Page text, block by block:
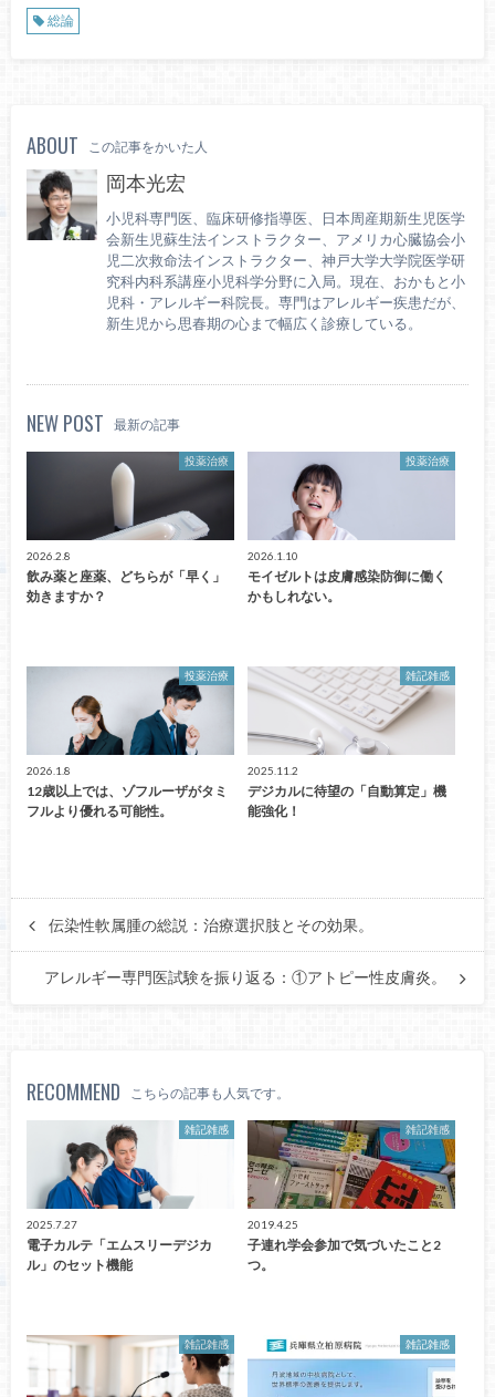
総論
ABOUT この記事をかいた人
岡本光宏
小児科専門医、臨床研修指導医、日本周産期新生児医学
会新生児蘇生法インストラクター、アメリカ心臓協会小
児二次救命法インストラクター、神戸大学大学院医学研
究科内科系講座小児科学分野に入局。現在、おかもと小
児科・アレルギー科院長。専門はアレルギー疾患だが、
新生児から思春期の心まで幅広く診療している。
NEW POST 最新の記事
投薬治療
2026.2.8
飲み薬と座薬、どちらが「早く」
効きますか？
投薬治療
2026.1.10
モイゼルトは皮膚感染防御に働く
かもしれない。
投薬治療
2026.1.8
12歳以上では、ゾフルーザがタミ
フルより優れる可能性。
雑記雑感
2025.11.2
デジカルに待望の「自動算定」機
能強化！
伝染性軟属腫の総説：治療選択肢とその効果。
アレルギー専門医試験を振り返る：①アトピー性皮膚炎。
RECOMMEND こちらの記事も人気です。
雑記雑感
2025.7.27
電子カルテ「エムスリーデジカ
ル」のセット機能
雑記雑感
2019.4.25
子連れ学会参加で気づいたこと2
つ。
雑記雑感 雑記雑感